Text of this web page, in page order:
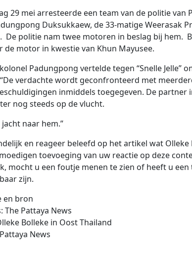
29 mei arresteerde een team van de politie van
Duksukkaew, de 33-matige Weerasak
De politie nam twee motoren in beslag bij hem.
de motor in kwestie van Khun Mayusee.
Padungpong vertelde tegen “Snelle Jelle”
verdachte wordt geconfronteerd met
inmiddels toegegeven. De partner
nog steeds op de vlucht.
naar hem.”
en reageer beleefd op het artikel wat
toevoeging van uw reactie op deze
mocht u een foutje menen te zien of heeft u
zijn.
en bron
The Pattaya News
Bolleke in Oost Thailand
News